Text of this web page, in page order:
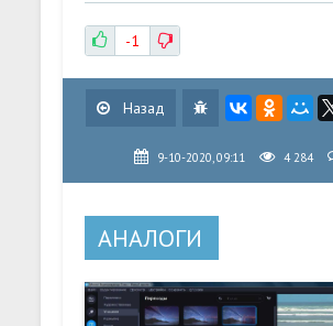
-1
Назад
9-10-2020, 09:11 4 284
АНАЛОГИ